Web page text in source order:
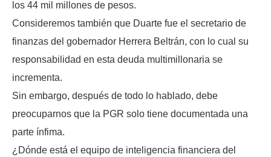
los 44 mil millones de pesos.
Consideremos también que Duarte fue el secretario de
finanzas del gobernador Herrera Beltrán, con lo cual su
responsabilidad en esta deuda multimillonaria se
incrementa.
Sin embargo, después de todo lo hablado, debe
preocuparnos que la PGR solo tiene documentada una
parte ínfima.
¿Dónde está el equipo de inteligencia financiera del